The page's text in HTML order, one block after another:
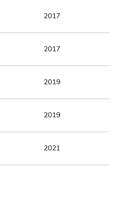
2017
2017
2019
2019
2021